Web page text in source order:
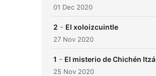
01 Dec 2020
2 - El xoloizcuintle
27 Nov 2020
1 - El misterio de Chichén Itzá
25 Nov 2020